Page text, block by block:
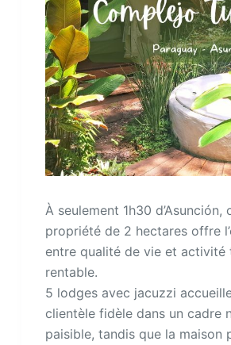
À seulement 1h30 d’Asunción,
propriété de 2 hectares offre
entre qualité de vie et activité
rentable.
5 lodges avec jacuzzi
clientèle fidèle dans un cadre
paisible, tandis que la maison